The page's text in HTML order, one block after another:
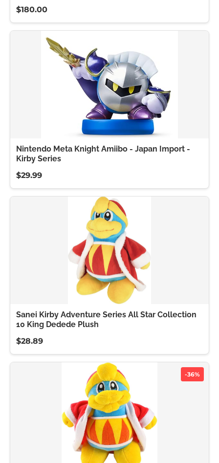
$180.00
Nintendo Meta Knight Amiibo - Japan Import -
Kirby Series
$29.99
Sanei Kirby Adventure Series All Star Collection
10 King Dedede Plush
$28.89
-36%